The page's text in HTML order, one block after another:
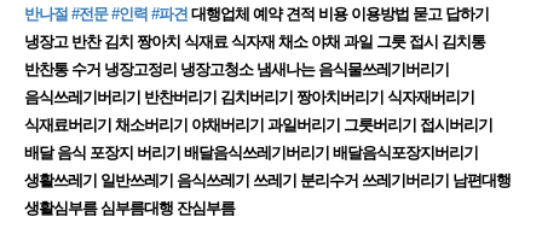
반나절 #전문 #인력 #파견 대행업체 예약 견적 비용 이용방법 묻고 답하기
냉장고 반찬 김치 짱아치 식재료 식자재 채소 야채 과일 그릇 접시 김치통
반찬통 수거 냉장고정리 냉장고청소 냄새나는 음식물쓰레기버리기
음식쓰레기버리기 반찬버리기 김치버리기 짱아치버리기 식자재버리기
식재료버리기 채소버리기 야채버리기 과일버리기 그릇버리기 접시버리기
배달 음식 포장지 버리기 배달음식쓰레기버리기 배달음식포장지버리기
생활쓰레기 일반쓰레기 음식쓰레기 쓰레기 분리수거 쓰레기버리기 남편대행
생활심부름 심부름대행 잔심부름